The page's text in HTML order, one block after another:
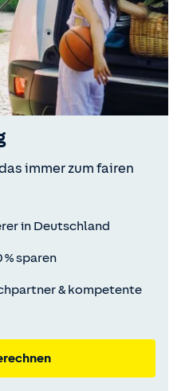
immer zum fairen
in Deutschland
% sparen
& kompetente